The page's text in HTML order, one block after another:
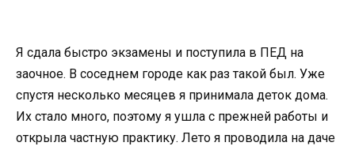
Я сдала быстро экзамены и поступила в ПЕД на
заочное. В соседнем городе как раз такой был. Уже
спустя несколько месяцев я принимала деток дома.
Их стало много, поэтому я ушла с прежней работы и
открыла частную практику. Лето я проводила на даче